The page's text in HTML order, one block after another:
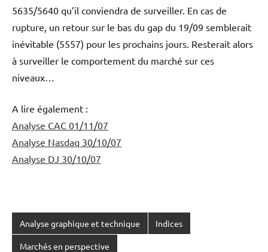
5635/5640 qu’il conviendra de surveiller. En cas de
rupture, un retour sur le bas du gap du 19/09 semblerait
inévitable (5557) pour les prochains jours. Resterait alors
à surveiller le comportement du marché sur ces
niveaux…
A lire également :
Analyse CAC 01/11/07
Analyse Nasdaq 30/10/07
Analyse DJ 30/10/07
Analyse graphique et technique Indices
Marchés en perspective